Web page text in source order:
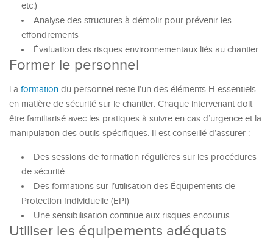
etc.)
Analyse des structures à démolir pour prévenir les
effondrements
Évaluation des risques environnementaux liés au chantier
Former le personnel
La formation du personnel reste l’un des éléments H essentiels
en matière de sécurité sur le chantier. Chaque intervenant doit
être familiarisé avec les pratiques à suivre en cas d’urgence et la
manipulation des outils spécifiques. Il est conseillé d’assurer :
Des sessions de formation régulières sur les procédures
de sécurité
Des formations sur l’utilisation des Équipements de
Protection Individuelle (EPI)
Une sensibilisation continue aux risques encourus
Utiliser les équipements adéquats